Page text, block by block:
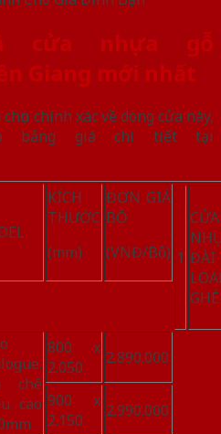
cửa nhựa gỗ
Giang mới nhất
chính xác về dòng cửa này,
bảng giá chi tiết tại
KÍCH
THƯỚC
(mm)
ĐƠN GIÁ
BỘ
(VNĐ/Bộ) 1
CỬA
ĐÀI
chế
cao
800 x
2.050
2.890.000
900 x
2.150
2.990.000